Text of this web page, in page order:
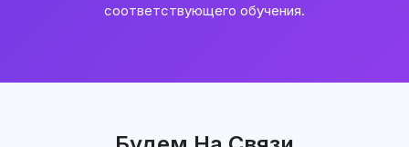
соответствующего обучения.